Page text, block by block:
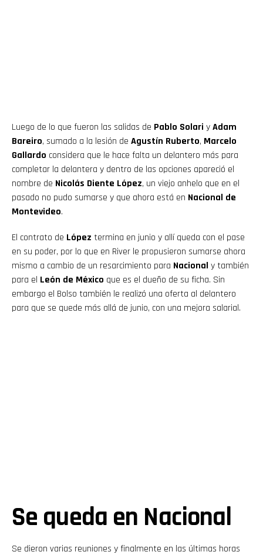
Luego de lo que fueron las salidas de Pablo Solari yAdam
Bareiro, sumado a la lesión de Agustín Ruberto, Marcelo
Gallardo considera que le hace falta un delantero más para
completar la delantera y dentro de las opciones apareció el
nombre de Nicolás Diente López, un viejo anhelo que en el
pasado no pudo sumarse y que ahora está en Nacional de
Montevideo.
El contrato de López termina en junio y allí queda con el pase
en su poder, por lo que en River le propusieron sumarse ahora
mismo a cambio de un resarcimiento para Nacional y también
para el León de México que es el dueño de su ficha. Sin
embargo el Bolso también le realizó una oferta al delantero
para que se quede más allá de junio, con una mejora salarial.
Se queda en Nacional
Se dieron varias reuniones y finalmente en las últimas horas